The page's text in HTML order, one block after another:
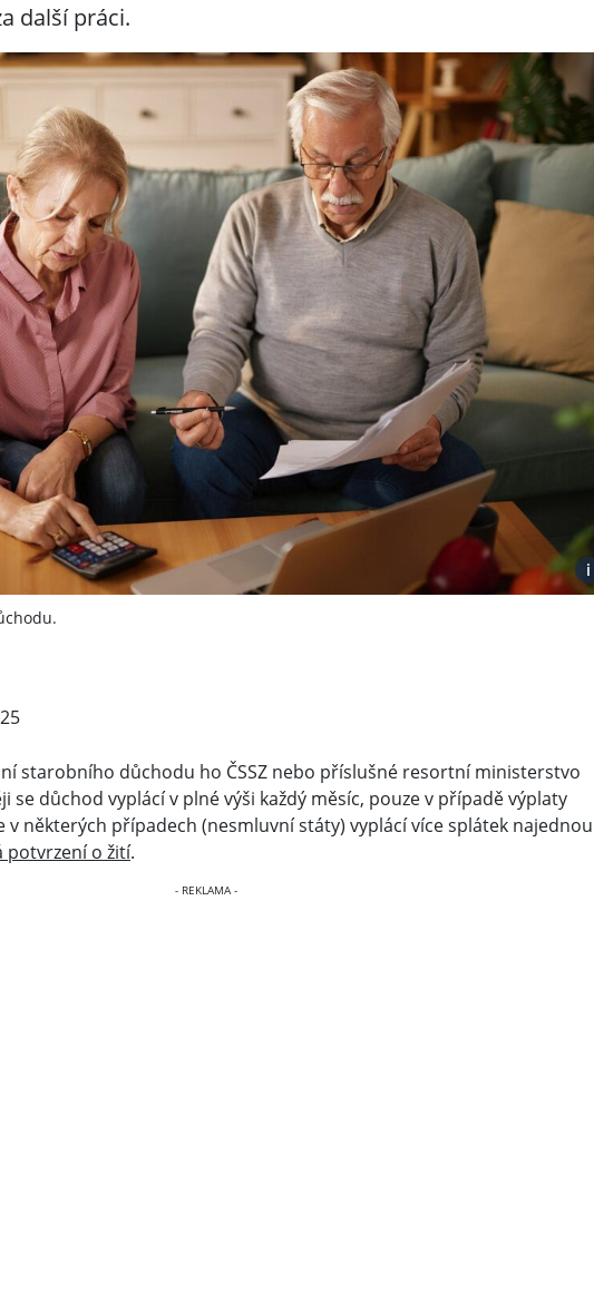
další práci.
i
starobního důchodu ho ČSSZ nebo příslušné resortní ministerstvo
se důchod vyplácí v plné výši každý měsíc, pouze v případě výplaty
v některých případech (nesmluvní státy) vyplácí více splátek najednou
potvrzení o žití.